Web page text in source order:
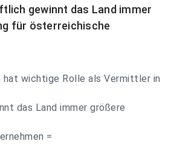
gewinnt das Land immer
für österreichische
hat wichtige Rolle als Vermittler in
das Land immer größere
=